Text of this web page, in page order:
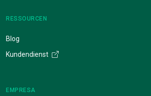
RESSOURCEN
Blog
Kundendienst
EMPRESA